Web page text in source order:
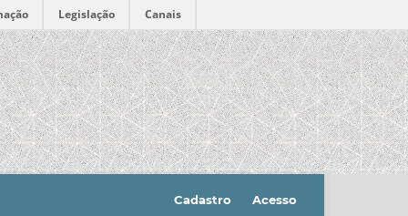
Legislação Canais
Cadastro Acesso